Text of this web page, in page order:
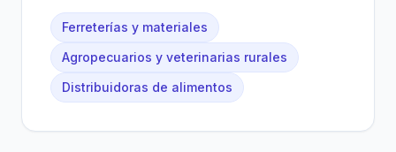
Ferreterías y materiales
Agropecuarios y veterinarias rurales
Distribuidoras de alimentos